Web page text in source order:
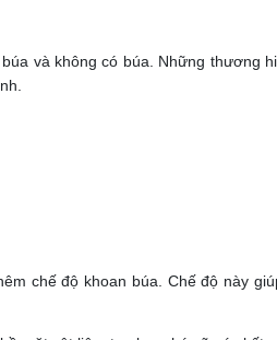
và không có búa. Những thương
chế độ khoan búa. Chế độ này